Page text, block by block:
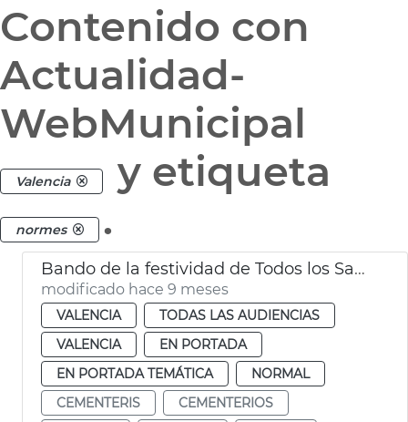
Contenido con
Actualidad-
WebMunicipal
Valencia y etiqueta
normes .
Bando de la festividad de Todos los Santos
modificado hace 9 meses
VALENCIA
TODAS LAS AUDIENCIAS
VALENCIA
EN PORTADA
EN PORTADA TEMÁTICA
NORMAL
CEMENTERIS
CEMENTERIOS